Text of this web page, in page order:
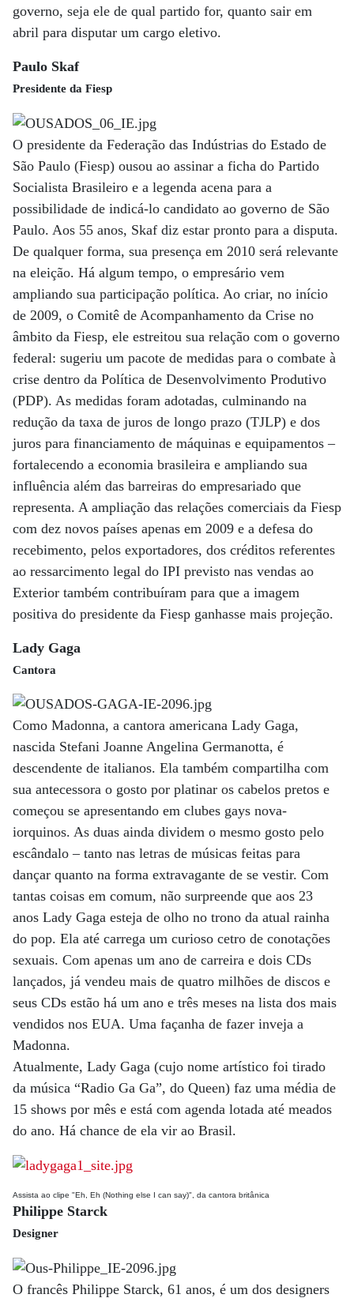
governo, seja ele de qual partido for, quanto sair em
abril para disputar um cargo eletivo.
Paulo Skaf
Presidente da Fiesp
O presidente da Federação das Indústrias do Estado de
São Paulo (Fiesp) ousou ao assinar a ficha do Partido
Socialista Brasileiro e a legenda acena para a
possibilidade de indicá-lo candidato ao governo de São
Paulo. Aos 55 anos, Skaf diz estar pronto para a disputa.
De qualquer forma, sua presença em 2010 será relevante
na eleição. Há algum tempo, o empresário vem
ampliando sua participação política. Ao criar, no início
de 2009, o Comitê de Acompanhamento da Crise no
âmbito da Fiesp, ele estreitou sua relação com o governo
federal: sugeriu um pacote de medidas para o combate à
crise dentro da Política de Desenvolvimento Produtivo
(PDP). As medidas foram adotadas, culminando na
redução da taxa de juros de longo prazo (TJLP) e dos
juros para financiamento de máquinas e equipamentos –
fortalecendo a economia brasileira e ampliando sua
influência além das barreiras do empresariado que
representa. A ampliação das relações comerciais da Fiesp
com dez novos países apenas em 2009 e a defesa do
recebimento, pelos exportadores, dos créditos referentes
ao ressarcimento legal do IPI previsto nas vendas ao
Exterior também contribuíram para que a imagem
positiva do presidente da Fiesp ganhasse mais projeção.
Lady Gaga
Cantora
Como Madonna, a cantora americana Lady Gaga,
nascida Stefani Joanne Angelina Germanotta, é
descendente de italianos. Ela também compartilha com
sua antecessora o gosto por platinar os cabelos pretos e
começou se apresentando em clubes gays nova-
iorquinos. As duas ainda dividem o mesmo gosto pelo
escândalo – tanto nas letras de músicas feitas para
dançar quanto na forma extravagante de se vestir. Com
tantas coisas em comum, não surpreende que aos 23
anos Lady Gaga esteja de olho no trono da atual rainha
do pop. Ela até carrega um curioso cetro de conotações
sexuais. Com apenas um ano de carreira e dois CDs
lançados, já vendeu mais de quatro milhões de discos e
seus CDs estão há um ano e três meses na lista dos mais
vendidos nos EUA. Uma façanha de fazer inveja a
Madonna.
Atualmente, Lady Ga­­ga (cujo nome artístico foi tirado
da música “Radio Ga Ga”, do Queen) faz uma média de
15 shows por mês e está com agen­da lotada até meados
do ano. Há chance de ela vir ao Brasil.
Assista ao clipe "Eh, Eh (Nothing else I can say)", da cantora britânica
Philippe Starck
Designer
O francês Philippe Starck, 61 anos, é um dos designers